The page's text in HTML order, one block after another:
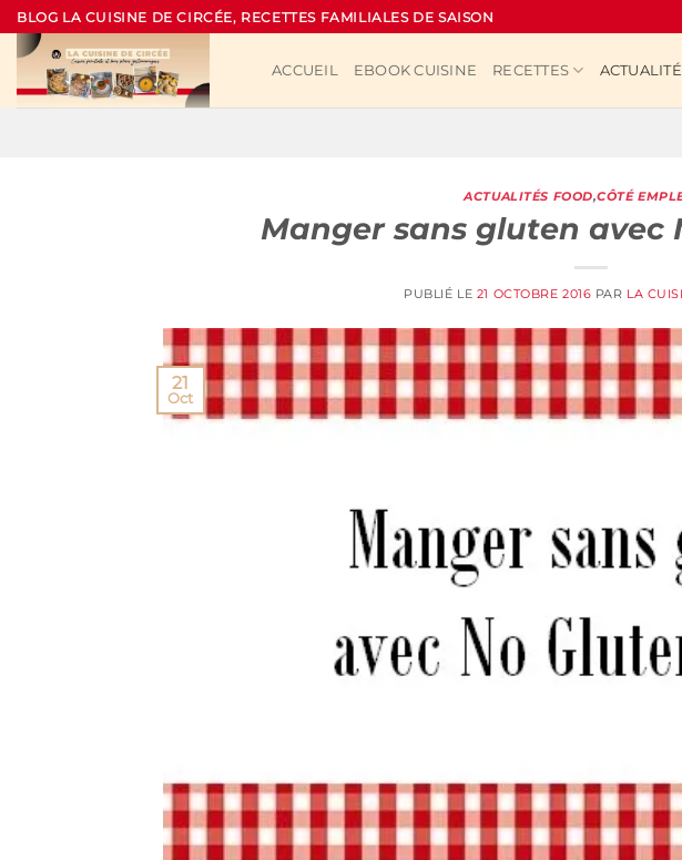
Passer
au
contenu
BLOG LA CUISINE DE CIRCÉE, RECETTES FAMILIALES DE SAISON
ACCUEIL EBOOK CUISINE RECETTES
ACTUALITÉS FOOD,CÔTÉ
Manger sans gluten avec
PUBLIÉ LE 21 OCTOBRE 2016 PAR LA
21
Oct